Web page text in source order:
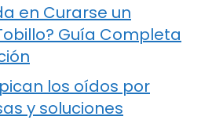
en Curarse un
Guía Completa
los oídos por
y soluciones